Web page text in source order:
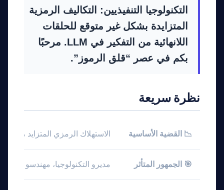
التكنولوجيا التنفيذيين: التكاليف الرمزية
المتزايدة بشكل غير متوقع للحلقات
اللانهائية من التفكير في LLM. مرحبًا
بكم في عصر “قلق الرموز”.
نظرة سريعة
📉 القضية الأساسية الاستهلاك الرمزي المتزايد من
🎯 الجمهور المتأثر مديرو التكنولوجيا، مهندسو MLOps، وفرق التطوير